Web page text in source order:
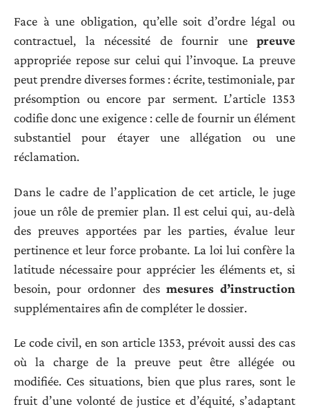
Face à une obligation, qu’elle soit d’ordre légal ou
contractuel, la nécessité de fournir une preuve
appropriée repose sur celui qui l’invoque. La preuve
peut prendre diverses formes : écrite, testimoniale, par
présomption ou encore par serment. L’article 1353
codifie donc une exigence : celle de fournir un élément
substantiel pour étayer une allégation ou une
réclamation.
Dans le cadre de l’application de cet article, le juge
joue un rôle de premier plan. Il est celui qui, au-delà
des preuves apportées par les parties, évalue leur
pertinence et leur force probante. La loi lui confère la
latitude nécessaire pour apprécier les éléments et, si
besoin, pour ordonner des mesures d’instruction
supplémentaires afin de compléter le dossier.
Le code civil, en son article 1353, prévoit aussi des cas
où la charge de la preuve peut être allégée ou
modifiée. Ces situations, bien que plus rares, sont le
fruit d’une volonté de justice et d’équité, s’adaptant